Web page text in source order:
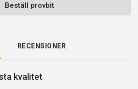
Beställ provbit
RECENSIONER
kvalitet